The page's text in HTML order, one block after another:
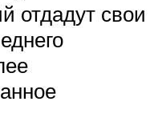
отдадут свои